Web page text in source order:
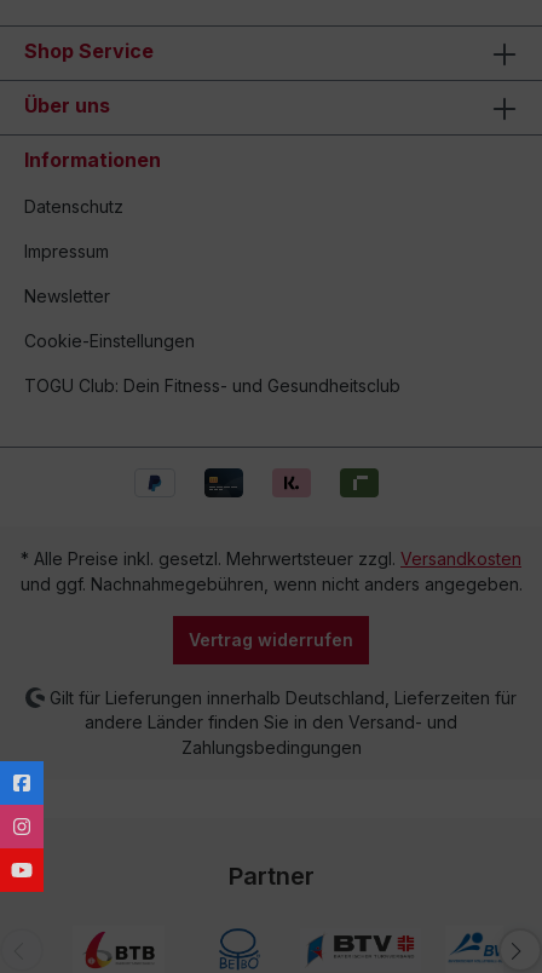
Shop Service
Über uns
Informationen
Datenschutz
Impressum
Newsletter
Cookie-Einstellungen
TOGU Club: Dein Fitness- und Gesundheitsclub
* Alle Preise inkl. gesetzl. Mehrwertsteuer zzgl. Versandkosten
und ggf. Nachnahmegebühren, wenn nicht anders angegeben.
Vertrag widerrufen
Gilt für Lieferungen innerhalb Deutschland, Lieferzeiten für
andere Länder finden Sie in den Versand- und
Zahlungsbedingungen
Partner